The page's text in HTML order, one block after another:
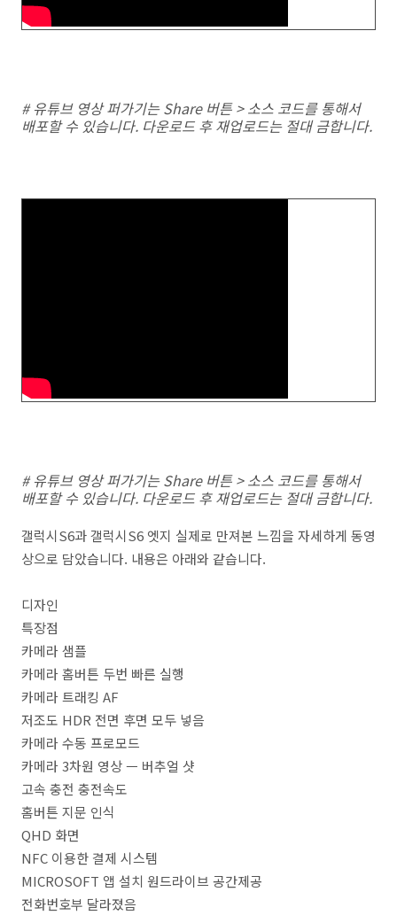
# 유튜브 영상 퍼가기는 Share 버튼 > 소스 코드를 통해서
배포할 수 있습니다. 다운로드 후 재업로드는 절대 금합니다.
# 유튜브 영상 퍼가기는 Share 버튼 > 소스 코드를 통해서
배포할 수 있습니다. 다운로드 후 재업로드는 절대 금합니다.
갤럭시S6과 갤럭시S6 엣지 실제로 만져본 느낌을 자세하게 동영
상으로 담았습니다. 내용은 아래와 같습니다.
디자인
특장점
카메라 샘플
카메라 홈버튼 두번 빠른 실행
카메라 트래킹 AF
저조도 HDR 전면 후면 모두 넣음
카메라 수동 프로모드
카메라 3차원 영상 ㅡ 버추얼 샷
고속 충전 충전속도
홈버튼 지문 인식
QHD 화면
NFC 이용한 결제 시스템
MICROSOFT 앱 설치 원드라이브 공간제공
전화번호부 달라졌음